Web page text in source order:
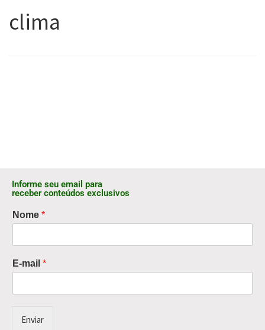
clima
Informe seu email para
receber conteúdos exclusivos
Nome *
E-mail *
Enviar